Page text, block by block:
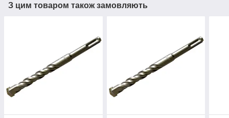
З цим товаром також замовляють